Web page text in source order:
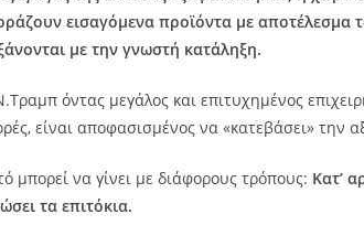
εισαγόμενα προϊόντα με αποτέλεσμα
με την γνωστή κατάληξη.
όντας μεγάλος και επιτυχημένος
είναι αποφασισμένος να «κατεβάσει» την
μπορεί να γίνει με διάφορους τρόπους: Κατ’
τα επιτόκια.